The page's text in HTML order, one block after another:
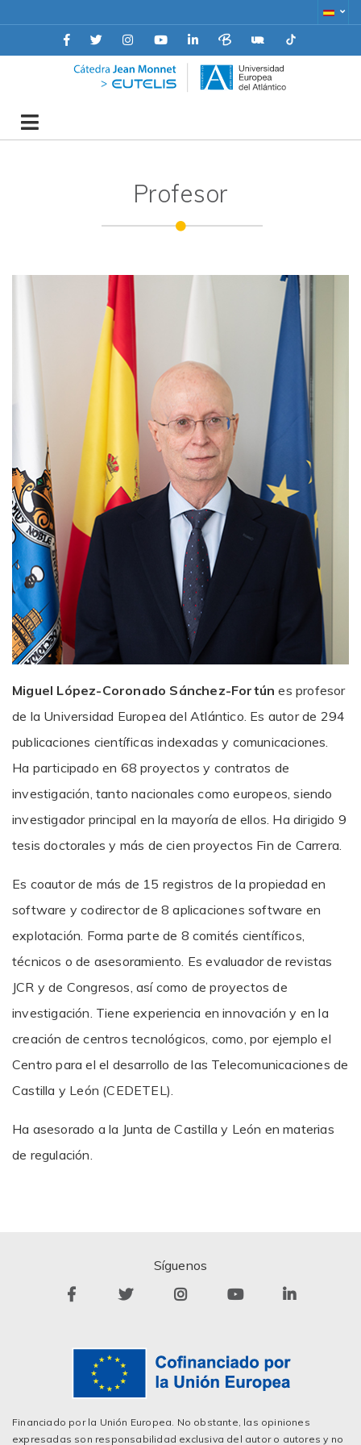
al
Profesor
Miguel López-Coronado Sánchez-Fortún es profesor
de la Universidad Europea del Atlántico. Es autor de 294
publicaciones científicas indexadas y comunicaciones.
Ha participado en 68 proyectos y contratos de
investigación, tanto nacionales como europeos, siendo
investigador principal en la mayoría de ellos. Ha dirigido 9
tesis doctorales y más de cien proyectos Fin de Carrera.
Es coautor de más de 15 registros de la propiedad en
software y codirector de 8 aplicaciones software en
explotación. Forma parte de 8 comités científicos,
técnicos o de asesoramiento. Es evaluador de revistas
JCR y de Congresos, así como de proyectos de
investigación. Tiene experiencia en innovación y en la
creación de centros tecnológicos, como, por ejemplo el
Centro para el el desarrollo de las Telecomunicaciones de
Castilla y León (CEDETEL).
Ha asesorado a la Junta de Castilla y León en materias
de regulación.
Síguenos
Financiado por la Unión Europea. No obstante, las opiniones
expresadas son responsabilidad exclusiva del autor o autores y no